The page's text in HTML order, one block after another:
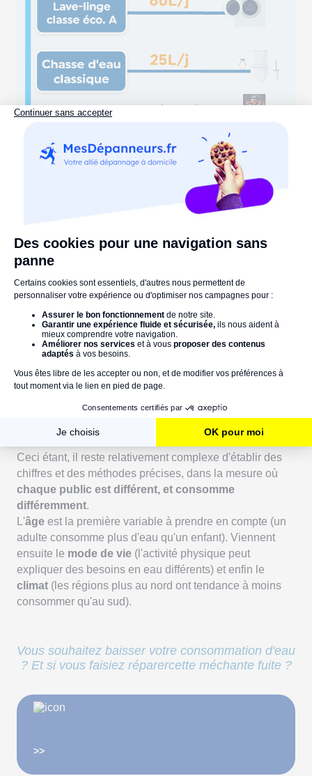
Selon leCentre d'Information sur l'eau
nous utilisons à la maison estdédiée à l’hygiène et au
7 % à l’alimentation !
Ceci étant, il reste relativement complexe d'établir des
chiffres et des méthodes précises, dans la mesure où
chaque public est différent, et consomme
différemment.
L'âge est la première variable à prendre en compte (un
adulte consomme plus d'eau qu'un enfant). Viennent
ensuite le mode de vie (l'activité physique peut
expliquer des besoins en eau différents) et enfin le
climat (les régions plus au nord ont tendance à moins
consommer qu'au sud).
Vous souhaitez baisser votre consommation d'eau
? Et si vous faisiez réparercette méchante fuite ?
>>